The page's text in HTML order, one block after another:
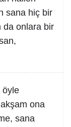
sana hiç bir
da onlara bir
öyle
ona
sana